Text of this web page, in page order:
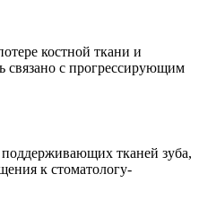
костной ткани и
связано с прогрессирующим
тканей зуба,
к стоматологу-